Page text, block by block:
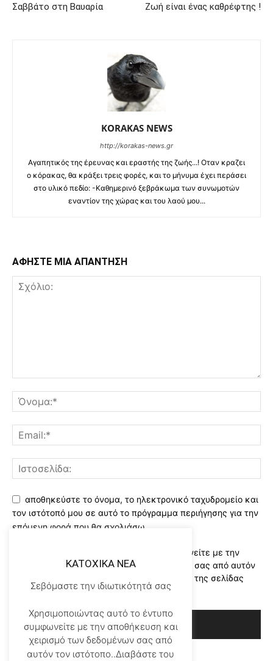
Σαββάτο στη Βαυαρία
Ζωή είναι ένας καθρέφτης !
KORAKAS NEWS
http://korakas-news.gr
Αγαπητικός της έρευνας και εραστής της ζωής...! Οταν κραζει
ο κόρακας, θα κράξει τρεις φορές, και το μήνυμα έχει περάσει
στο υλικό πεδίο: -Καθημερινό ξεβράκωμα των συνωμοτών
εναντίον της χώρας και του λαού μου...
ΑΦΗΣΤΕ ΜΙΑ ΑΠΑΝΤΗΣΗ
αποθηκεύστε το όνομα, το ηλεκτρονικό ταχυδρομείο και
τον ιστότοπό μου σε αυτό το πρόγραμμα περιήγησης για την
επόμενη φορά που θα σχολιάσω.
Χρησιμοποιώντας αυτό το έντυπο συμφωνείτε με την
αποθήκευση και χειρισμό των δεδομένων σας από αυτόν
τον ιστότοπο..Διαβάστε του ορους χρήσης της σελίδας
μας*
KATOXIKA NEA
Σεβόμαστε την ιδιωτικότητά σας
Χρησιμοποιώντας αυτό το έντυπο
συμφωνείτε με την αποθήκευση και
χειρισμό των δεδομένων σας από
αυτόν τον ιστότοπο..Διαβάστε του